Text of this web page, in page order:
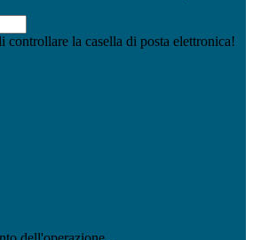
controllare la casella di posta elettronica!